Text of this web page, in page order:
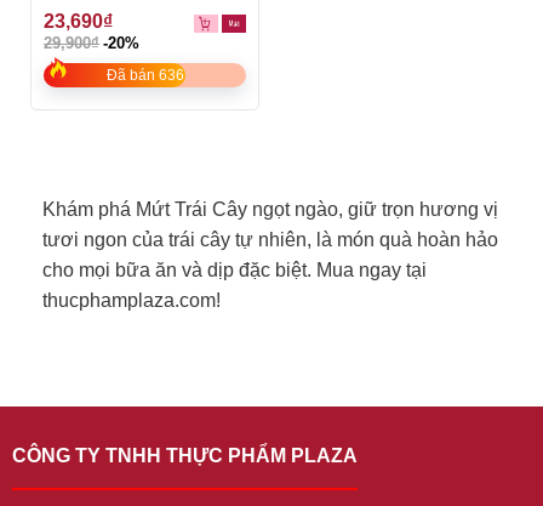
0
out
of
5
23,690₫
29,900₫ -20%
Đã bán 636
Khám phá Mứt Trái Cây ngọt ngào, giữ trọn hương vị
tươi ngon của trái cây tự nhiên, là món quà hoàn hảo
cho mọi bữa ăn và dịp đặc biệt. Mua ngay tại
thucphamplaza.com!
CÔNG TY TNHH THỰC PHẨM PLAZA